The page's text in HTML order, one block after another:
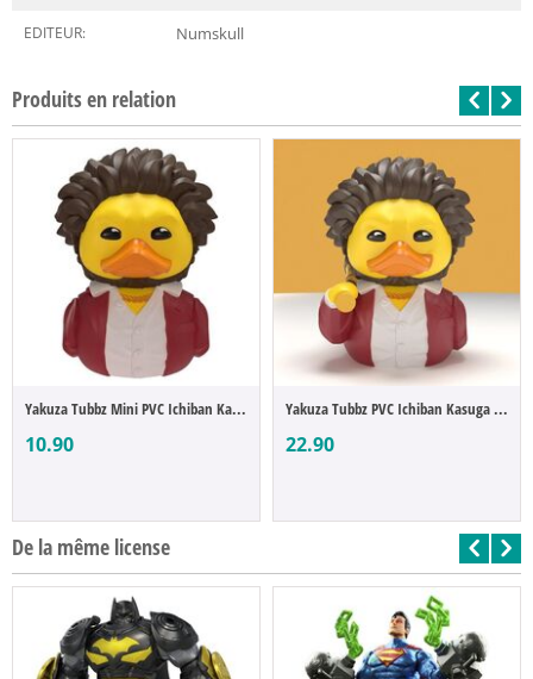
EDITEUR: Numskull
Produits en relation
Yakuza Tubbz Mini PVC Ichiban Kasuga 5 cm
10.90
Yakuza Tubbz PVC Ichiban Kasuga Boxed Edi...
22.90
De la même license